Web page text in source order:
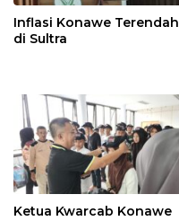
Inflasi Konawe Terendah
di Sultra
Ketua Kwarcab Konawe